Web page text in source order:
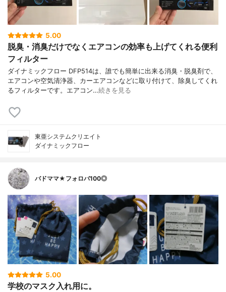
5.00
脱臭・消臭だけでなくエアコンの効率も上げてくれる便利
フィルター
ダイナミックフロー DFP514は、誰でも簡単に出来る消臭・脱臭剤で、
エアコンや空気清浄器、カーエアコンなどに取り付けて、除臭してくれ
るフィルターです。エアコン…続きを見る
東亜システムクリエイト
ダイナミックフロー
バドママ★フォロバ100◎
5.00
学校のマスク入れ用に。